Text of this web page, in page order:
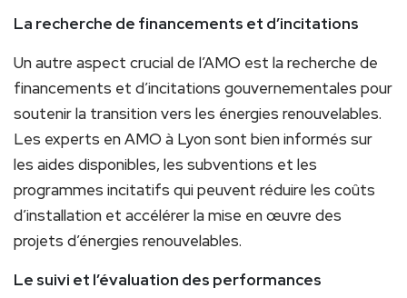
La recherche de financements et d’incitations
Un autre aspect crucial de l’AMO est la recherche de
financements et d’incitations gouvernementales pour
soutenir la transition vers les énergies renouvelables.
Les experts en AMO à Lyon sont bien informés sur
les aides disponibles, les subventions et les
programmes incitatifs qui peuvent réduire les coûts
d’installation et accélérer la mise en œuvre des
projets d’énergies renouvelables.
Le suivi et l’évaluation des performances